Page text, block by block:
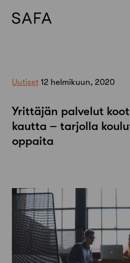
Uutiset 12 helmikuun, 2020
Yrittäjän palvelut
kautta – tarjolla
oppaita